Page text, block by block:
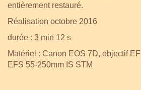
entièrement restauré.
Réalisation octobre 2016
durée : 3 min 12 s
Matériel : Canon EOS 7D, objectif
EFS 55-250mm IS STM